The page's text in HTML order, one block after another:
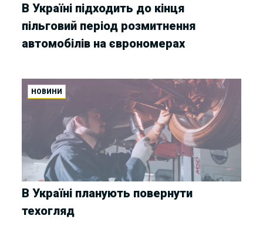
В Україні підходить до кінця
пільговий період розмитнення
автомобілів на єврономерах
НОВИНИ
В Україні планують повернути
техогляд